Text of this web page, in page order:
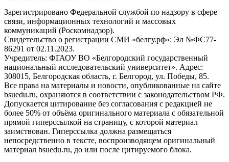
Зарегистрировано Федеральной службой по надзору в сфере
связи, информационных технологий и массовых
коммуникаций (Роскомнадзор).
Свидетельство о регистрации СМИ «белгу.рф»: Эл №ФС77-
86291 от 02.11.2023.
Учредитель: ФГАОУ ВО «Белгородский государственный
национальный исследовательский университет». Адрес:
308015, Белгородская область, г. Белгород, ул. Победы, 85.
Все права на материалы и новости, опубликованные на сайте
bsuedu.ru, охраняются в соответствии с законодательством РФ.
Допускается цитирование без согласования с редакцией не
более 50% от объёма оригинального материала с обязательной
прямой гиперссылкой на страницу, с которой материал
заимствован. Гиперссылка должна размещаться
непосредственно в тексте, воспроизводящем оригинальный
материал bsuedu.ru, до или после цитируемого блока.